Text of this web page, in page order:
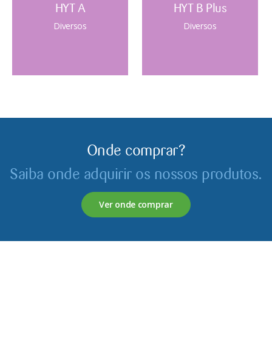
HYT A
Diversos
HYT B Plus
Diversos
Onde comprar?
Saiba onde adquirir os nossos produtos.
Ver onde comprar